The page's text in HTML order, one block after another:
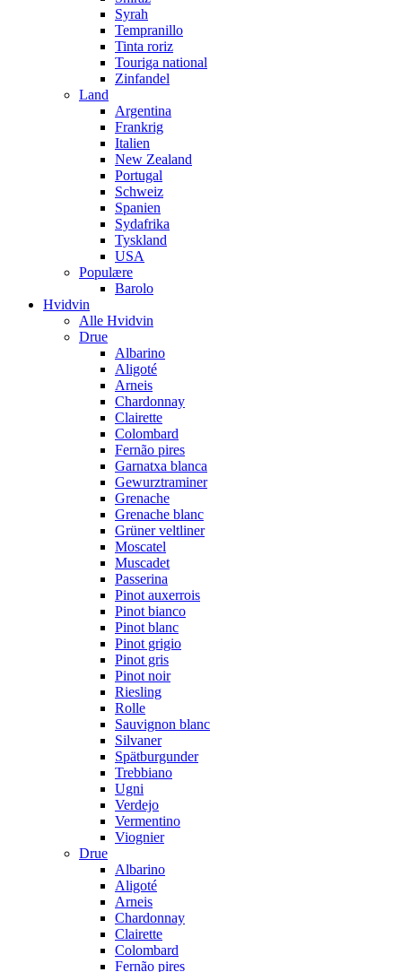
Syrah
Tempranillo
Tinta roriz
Touriga national
Zinfandel
Land
Argentina
Frankrig
Italien
New Zealand
Portugal
Schweiz
Spanien
Sydafrika
Tyskland
USA
Populære
Barolo
Hvidvin
Alle Hvidvin
Drue
Albarino
Aligoté
Arneis
Chardonnay
Clairette
Colombard
Fernão pires
Garnatxa blanca
Gewurztraminer
Grenache
Grenache blanc
Grüner veltliner
Moscatel
Muscadet
Passerina
Pinot auxerrois
Pinot bianco
Pinot blanc
Pinot grigio
Pinot gris
Pinot noir
Riesling
Rolle
Sauvignon blanc
Silvaner
Spätburgunder
Trebbiano
Ugni
Verdejo
Vermentino
Viognier
Drue
Albarino
Aligoté
Arneis
Chardonnay
Clairette
Colombard
Fernão pires